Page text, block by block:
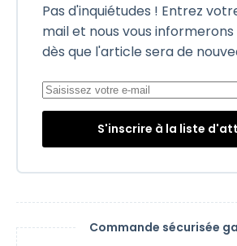
Pas d'inquiétudes ! Entrez
mail et nous vous
dès que l'article sera de
S'inscrire à la liste
Commande sécurisée